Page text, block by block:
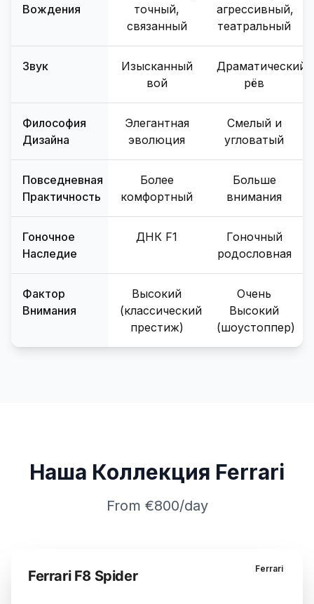
Вождения
точный,
связанный
агрессивный,
театральный
Звук
Изысканный
вой
Драматический
рёв
Философия
Дизайна
Элегантная
эволюция
Смелый и
угловатый
Повседневная
Практичность
Более
комфортный
Больше
внимания
Гоночное
Наследие
ДНК F1
Гоночный
родословная
Фактор
Внимания
Высокий
(классический
престиж)
Очень
Высокий
(шоустоппер)
Наша Коллекция Ferrari
From €800/day
Ferrari
Ferrari F8 Spider